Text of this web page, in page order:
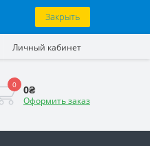
Закрыть
Личный кабинет
0 0₴
Оформить заказ